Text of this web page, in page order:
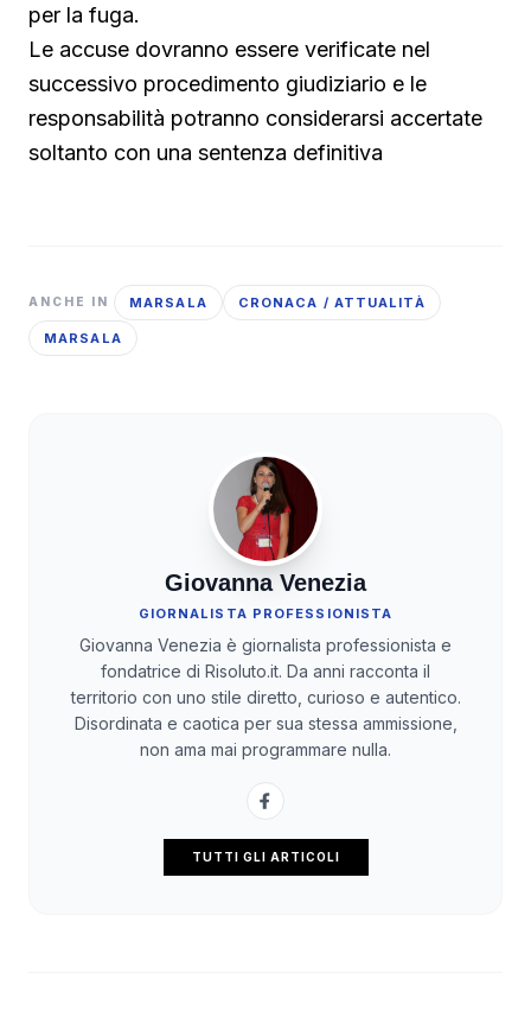
per la fuga.
Le accuse dovranno essere verificate nel
successivo procedimento giudiziario e le
responsabilità potranno considerarsi accertate
soltanto con una sentenza definitiva
ANCHE IN MARSALA CRONACA / ATTUALITÀ
MARSALA
Giovanna Venezia
GIORNALISTA PROFESSIONISTA
Giovanna Venezia è giornalista professionista e
fondatrice di Risoluto.it. Da anni racconta il
territorio con uno stile diretto, curioso e autentico.
Disordinata e caotica per sua stessa ammissione,
non ama mai programmare nulla.
TUTTI GLI ARTICOLI